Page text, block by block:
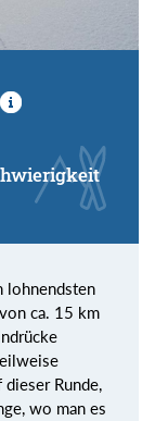
lohnendsten
ca. 15 km
Runde,
wo man es